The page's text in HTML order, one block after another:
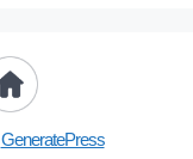
GeneratePress